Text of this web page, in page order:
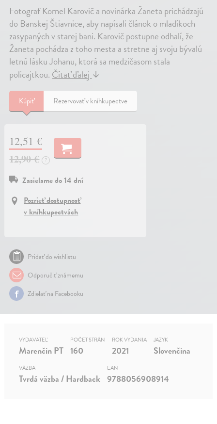
Fotograf Kornel Karovič a novinárka Žaneta prichádzajú
do Banskej Štiavnice, aby napísali článok o mladíkoch
zasypaných v starej bani. Karovič postupne odhalí, že
Žaneta pochádza z toho mesta a stretne aj svoju bývalú
letnú lásku Johanu, ktorá sa medzičasom stala
policajtkou. Čítať ďalej ↓
Kúpiť Rezervovať v kníhkupectve
12,51 €
12,90 €
?
Zasielame do 14 dní
Pozrieť dostupnosť
v kníhkupectvách
Pridať do wishlistu
Odporučiť známemu
Zdielať na Facebooku
VYDAVATEĽ
Marenčin PT
POČET STRÁN
160
ROK VYDANIA
2021
JAZYK
Slovenčina
VÄZBA
Tvrdá väzba / Hardback
EAN
9788056908914